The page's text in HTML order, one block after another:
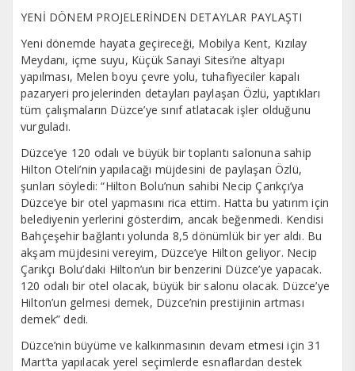
YENİ DÖNEM PROJELERİNDEN DETAYLAR PAYLAŞTI
Yeni dönemde hayata geçireceği, Mobilya Kent, Kızılay
Meydanı, içme suyu, Küçük Sanayi Sitesi’ne altyapı
yapılması, Melen boyu çevre yolu, tuhafiyeciler kapalı
pazaryeri projelerinden detayları paylaşan Özlü, yaptıkları
tüm çalışmaların Düzce’ye sınıf atlatacak işler olduğunu
vurguladı.
Düzce’ye 120 odalı ve büyük bir toplantı salonuna sahip
Hilton Oteli’nin yapılacağı müjdesini de paylaşan Özlü,
şunları söyledi: “Hilton Bolu’nun sahibi Necip Çarıkçı’ya
Düzce’ye bir otel yapmasını rica ettim. Hatta bu yatırım için
belediyenin yerlerini gösterdim, ancak beğenmedi. Kendisi
Bahçeşehir bağlantı yolunda 8,5 dönümlük bir yer aldı. Bu
akşam müjdesini vereyim, Düzce’ye Hilton geliyor. Necip
Çarıkçı Bolu’daki Hilton’un bir benzerini Düzce’ye yapacak.
120 odalı bir otel olacak, büyük bir salonu olacak. Düzce’ye
Hilton’un gelmesi demek, Düzce’nin prestijinin artması
demek” dedi.
Düzce’nin büyüme ve kalkınmasının devam etmesi için 31
Mart’ta yapılacak yerel seçimlerde esnaflardan destek